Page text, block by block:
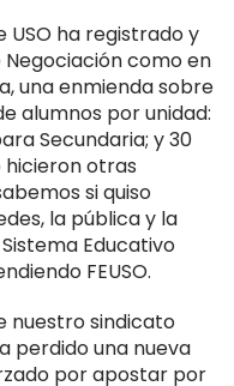
USO ha registrado y
como en
una enmienda sobre
alumnos por unidad:
Secundaria; y 30
hicieron otras
si quiso
la pública y la
Educativo
FEUSO.
nuestro sindicato
perdido una nueva
por apostar por